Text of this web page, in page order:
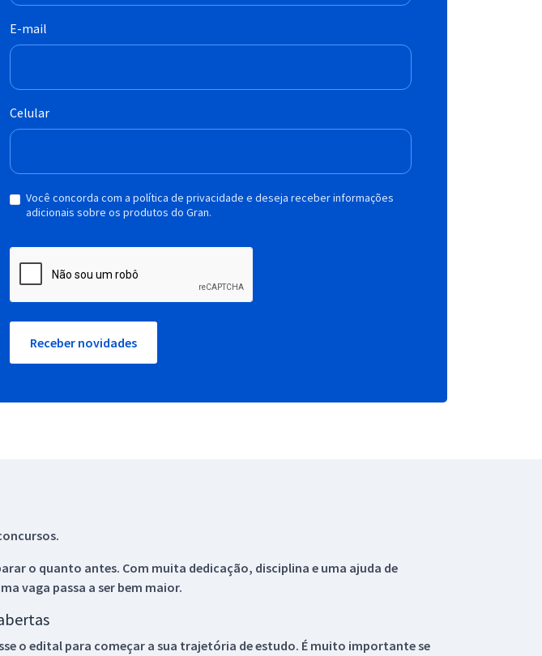
E-mail
Celular
Você concorda com a política de privacidade e deseja receber informações
adicionais sobre os produtos do Gran.
Receber novidades
o quanto antes. Com muita dedicação, disciplina e uma ajuda de
vaga passa a ser bem maior.
o edital para começar a sua trajetória de estudo. É muito importante se